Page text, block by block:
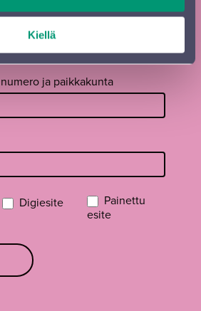
Kiellä
ja paikkakunta
Digiesite
Painettu
esite